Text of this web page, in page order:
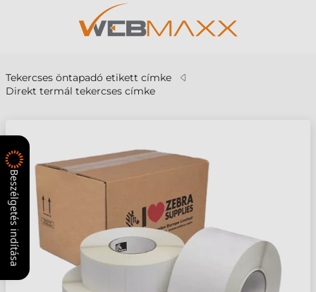
Tekercses öntapadó etikett címke
Direkt termál tekercses címke
Beszélgetés indítása